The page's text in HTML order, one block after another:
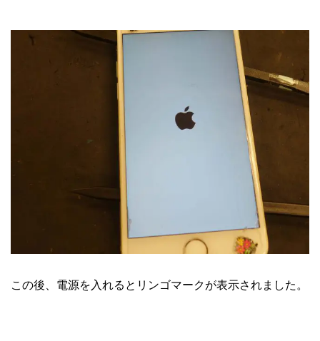
この後、電源を入れるとリンゴマークが表示されました。